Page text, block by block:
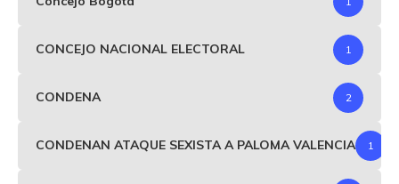
CONCEJO NACIONAL ELECTORAL 1
CONDENA 2
CONDENAN ATAQUE SEXISTA A PALOMA VALENCIA 1